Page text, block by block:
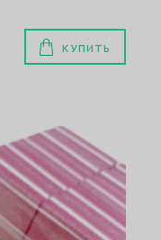
КУПИТЬ